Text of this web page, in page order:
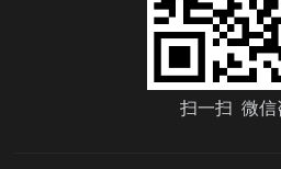
扫一扫 微信